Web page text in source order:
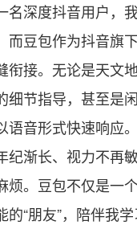
名深度抖音用户，
而豆包作为抖音旗
衔接。无论是天文
细节指导，甚至是
语音形式快速响应
纪渐长、视力不再
烦。豆包不仅是一
“朋友”，陪伴我学